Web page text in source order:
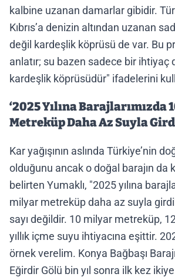
kalbine uzanan damarlar gibidir.
Kıbrıs’a denizin altından uzanan
değil kardeşlik köprüsü de var. Bu
anlatır; su bazen sadece bir ihtiyaç
kardeşlik köprüsüdür" ifadelerini
‘2025 Yılına Barajlarımızda
Metreküp Daha Az Suyla
Kar yağışının aslında Türkiye’nin
olduğunu ancak o doğal barajın da
belirten Yumaklı, "2025 yılına
milyar metreküp daha az suyla
sayı değildir. 10 milyar metreküp,
yıllık içme suyu ihtiyacına eşittir.
örnek verelim. Konya Bağbaşı
Eğirdir Gölü bin yıl sonra ilk kez